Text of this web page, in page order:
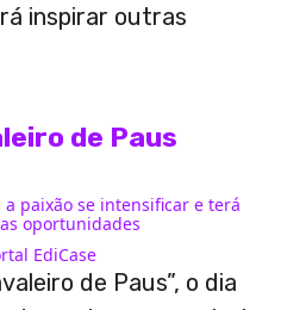
inspirar outras
de Paus
paixão se intensificar e terá
oportunidades
EdiCase
de Paus”, o dia